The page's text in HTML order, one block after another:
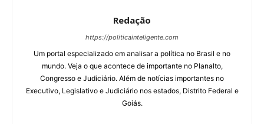
Redação
https://politicainteligente.com
Um portal especializado em analisar a política no Brasil e no
mundo. Veja o que acontece de importante no Planalto,
Congresso e Judiciário. Além de notícias importantes no
Executivo, Legislativo e Judiciário nos estados, Distrito Federal e
Goiás.